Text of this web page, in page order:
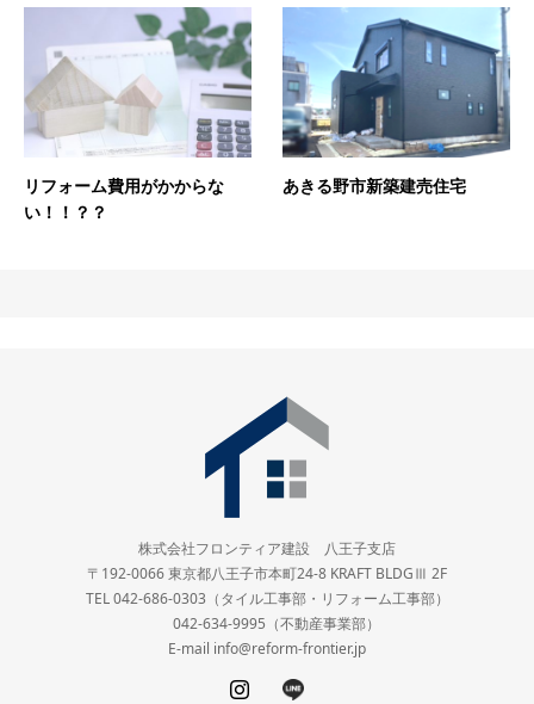
リフォーム費用がかからな
い！！？？
あきる野市新築建売住宅
株式会社フロンティア建設 八王子支店
〒192-0066 東京都八王子市本町24-8 KRAFT BLDGⅢ 2F
TEL 042-686-0303（タイル工事部・リフォーム工事部）
042-634-9995（不動産事業部）
E-mail info@reform-frontier.jp